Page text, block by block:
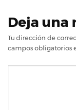
Deja una
Tu dirección de
campos obligatorios